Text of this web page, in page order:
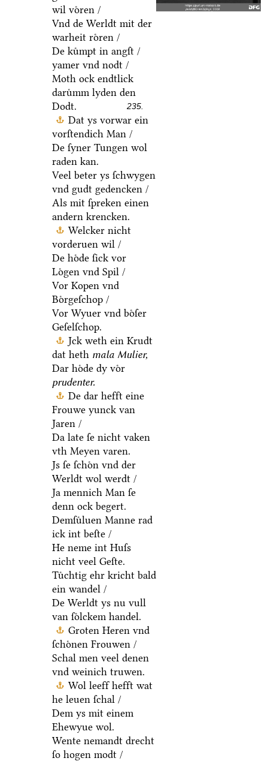
wil voͤren /
Vnd de Werldt mit der
warheit roͤren /
De kuͤmpt in angſt /
yamer vnd nodt /
Moth ock endtlick
daruͤmm lyden den
Dodt.
235.
Dat ys vorwar ein
vorſtendich Man /
De ſyner Tungen wol
raden kan.
Veel beter ys ſchwygen
vnd gudt gedencken /
Als mit ſpreken einen
andern krencken.
Welcker nicht
vorderuen wil /
De hoͤde ſick vor
Loͤgen vnd Spil /
Vor Kopen vnd
Boͤrgeſchop /
Vor Wyuer vnd boͤſer
Geſelſchop.
Jck weth ein Krudt
dat heth mala Mulier,
Dar hoͤde dy voͤr
prudenter.
De dar hefft eine
Frouwe yunck van
Jaren /
Da late ſe nicht vaken
vth Meyen varen.
Js ſe ſchoͤn vnd der
Werldt wol werdt /
Ja mennich Man ſe
denn ock begert.
Demſuͤluen Manne rad
ick int beſte /
He neme int Huſs
nicht veel Geſte.
Tuͤchtig ehr kricht bald
ein wandel /
De Werldt ys nu vull
van ſoͤlckem handel.
Groten Heren vnd
ſchoͤnen Frouwen /
Schal men veel denen
vnd weinich truwen.
Wol leeff hefft wat
he leuen ſchal /
Dem ys mit einem
Ehewyue wol.
Wente nemandt drecht
ſo hogen modt /